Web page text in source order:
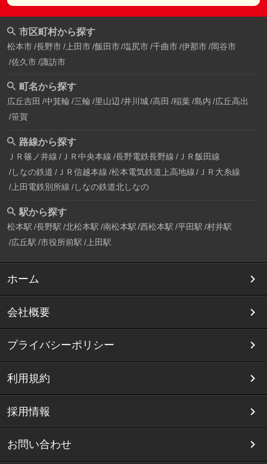
市区町村から探す
松本市 長野市 上田市 飯田市 塩尻市 千曲市 伊那市 岡谷市
佐久市 諏訪市
町名から探す
広丘吉田 中箕輪 三輪 里山辺 井川城 高田 稲葉 島内 広丘高出
笹賀
路線から探す
ＪＲ篠ノ井線 ＪＲ中央本線 長野電鉄長野線 ＪＲ飯田線
しなの鉄道 ＪＲ信越本線 松本電気鉄道上高地線
ＪＲ大糸線
上田電鉄別所線 しなの鉄道北しなの
駅から探す
松本駅 長野駅 北松本駅 南松本駅 西松本駅 平田駅 村井駅
広丘駅 市役所前駅 上田駅
ホーム
会社概要
プライバシーポリシー
利用規約
採用情報
お問い合わせ